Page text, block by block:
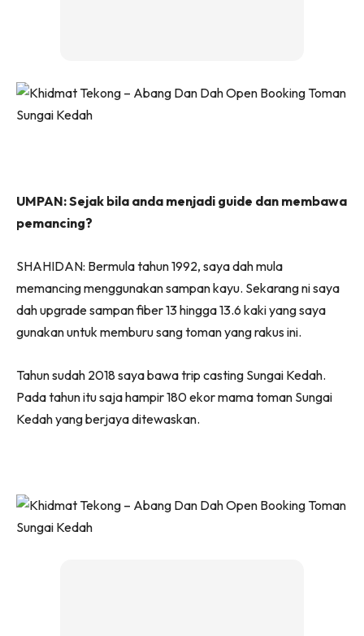
UMPAN: Sejak bila anda menjadi guide dan membawa
pemancing?
SHAHIDAN: Bermula tahun 1992, saya dah mula
memancing menggunakan sampan kayu. Sekarang ni saya
dah upgrade sampan fiber 13 hingga 13.6 kaki yang saya
gunakan untuk memburu sang toman yang rakus ini.
Tahun sudah 2018 saya bawa trip casting Sungai Kedah.
Pada tahun itu saja hampir 180 ekor mama toman Sungai
Kedah yang berjaya ditewaskan.